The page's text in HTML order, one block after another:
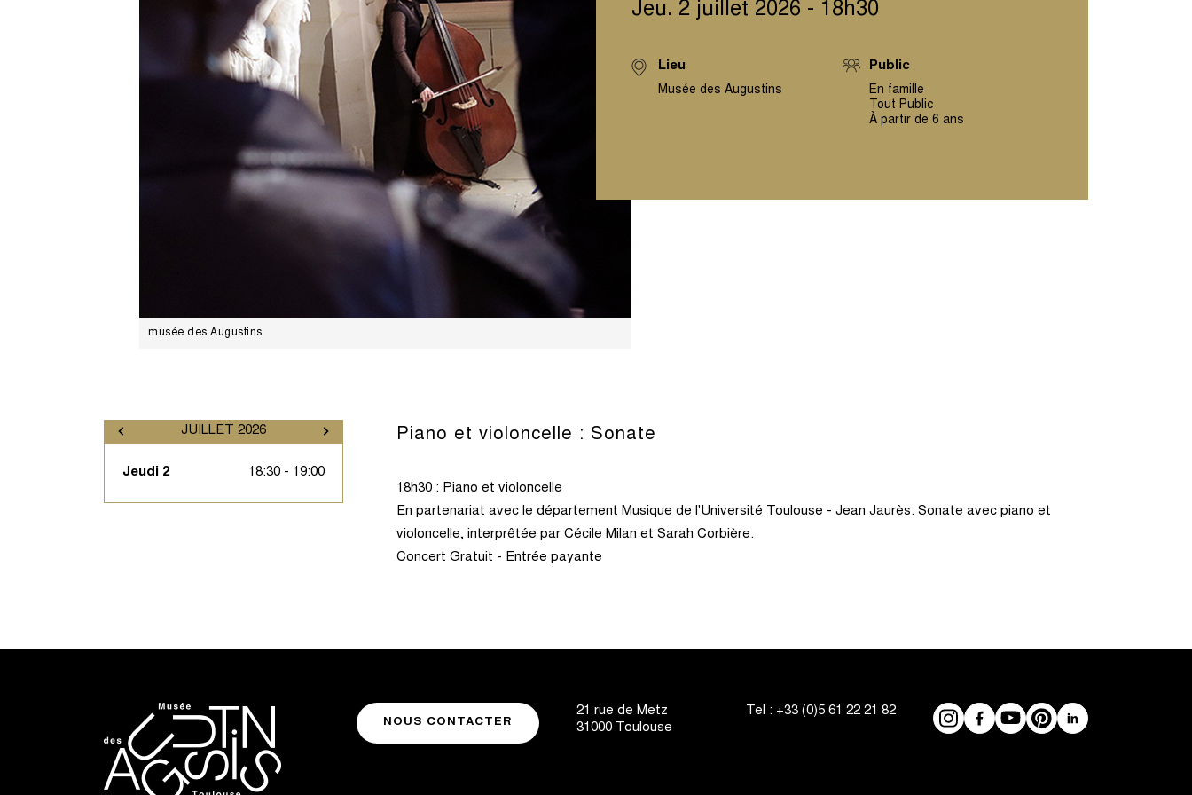
musée des Augustins
Jeu. 2 juillet 2026 - 18h30
Lieu
Musée des Augustins
Public
En famille
Tout Public
À partir de 6 ans
JUILLET 2026
Jeudi 2 18:30 - 19:00
Piano et violoncelle : Sonate
18h30 : Piano et violoncelle
En partenariat avec le département Musique de l'Université Toulouse - Jean Jaurès. Sonate avec piano et
violoncelle, interprêtée par Cécile Milan et Sarah Corbière.
Concert Gratuit - Entrée payante
NOUS CONTACTER
21 rue de Metz
31000 Toulouse
Tel : +33 (0)5 61 22 21 82
Réseaux
InstagramFacebookYouTubePinterestLinkedIn